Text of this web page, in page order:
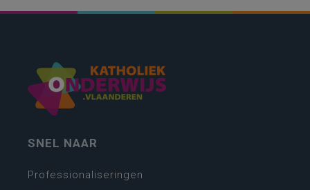
SNEL NAAR
Professionaliseringen